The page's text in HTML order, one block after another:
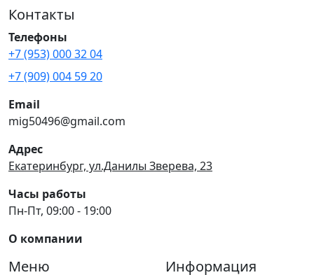
Контакты
Телефоны
+7 (953) 000 32 04
+7 (909) 004 59 20
Email
mig50496@gmail.com
Адрес
Екатеринбург, ул.Данилы Зверева, 23
Часы работы
Пн-Пт, 09:00 - 19:00
О компании
Меню Информация